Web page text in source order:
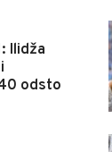
Ilidža
odsto